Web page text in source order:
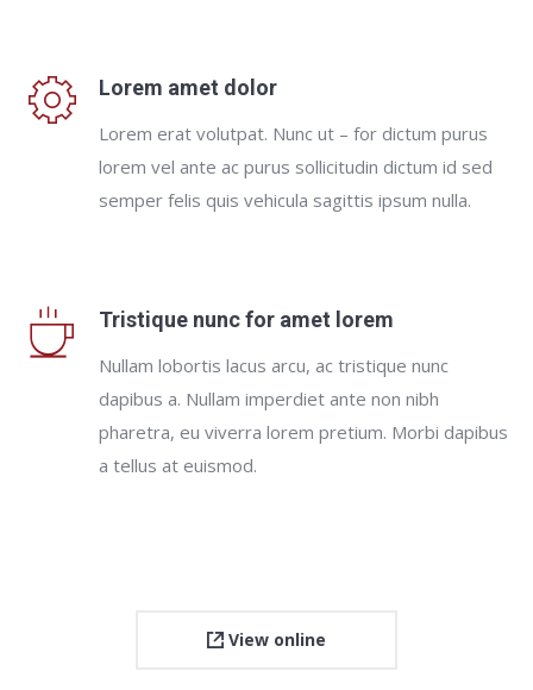
Lorem amet dolor
Lorem erat volutpat. Nunc ut – for dictum purus
lorem vel ante ac purus sollicitudin dictum id sed
semper felis quis vehicula sagittis ipsum nulla.
Tristique nunc for amet lorem
Nullam lobortis lacus arcu, ac tristique nunc
dapibus a. Nullam imperdiet ante non nibh
pharetra, eu viverra lorem pretium. Morbi dapibus
a tellus at euismod.
View online